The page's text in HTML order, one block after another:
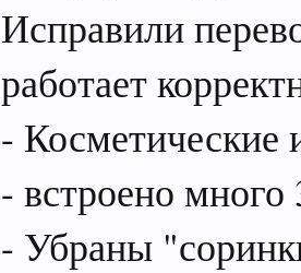
Исправили
работает
- Косметические
- встроено
- Убраны